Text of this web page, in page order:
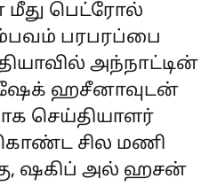
மீது பெட்ரோல்
பரபரப்பை
அந்நாட்டின்
ஷேக் ஹசீனாவுடன்
செய்தியாளர்
சில மணி
ஷகிப் அல் ஹசன்